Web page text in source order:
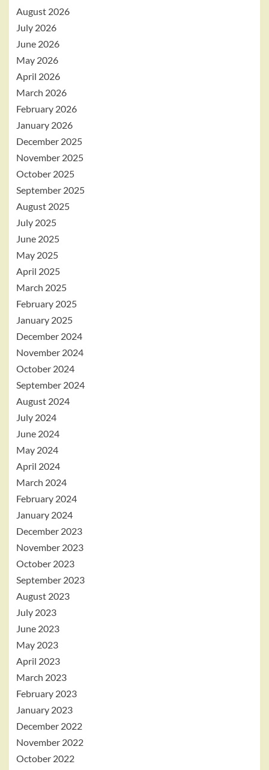
August 2026
July 2026
June 2026
May 2026
April 2026
March 2026
February 2026
January 2026
December 2025
November 2025
October 2025
September 2025
August 2025
July 2025
June 2025
May 2025
April 2025
March 2025
February 2025
January 2025
December 2024
November 2024
October 2024
September 2024
August 2024
July 2024
June 2024
May 2024
April 2024
March 2024
February 2024
January 2024
December 2023
November 2023
October 2023
September 2023
August 2023
July 2023
June 2023
May 2023
April 2023
March 2023
February 2023
January 2023
December 2022
November 2022
October 2022